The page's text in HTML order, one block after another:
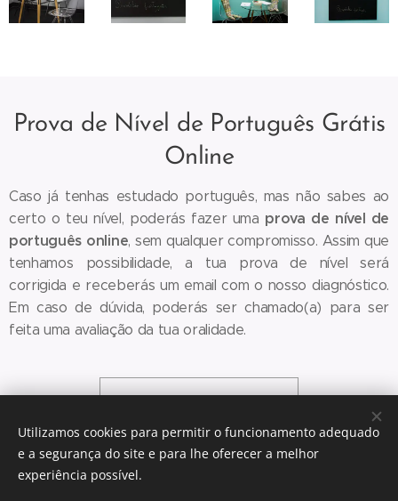
Prova de Nível de Português Grátis
Online
Caso já tenhas estudado português, mas não sabes ao
certo o teu nível, poderás fazer uma prova de nível de
português online, sem qualquer compromisso. Assim que
tenhamos possibilidade, a tua prova de nível será
corrigida e receberás um email com o nosso diagnóstico.
Em caso de dúvida, poderás ser chamado(a) para ser
feita uma avaliação da tua oralidade.
Prova de Nível
Utilizamos cookies para permitir o funcionamento adequado
e a segurança do site e para lhe oferecer a melhor
experiência possível.